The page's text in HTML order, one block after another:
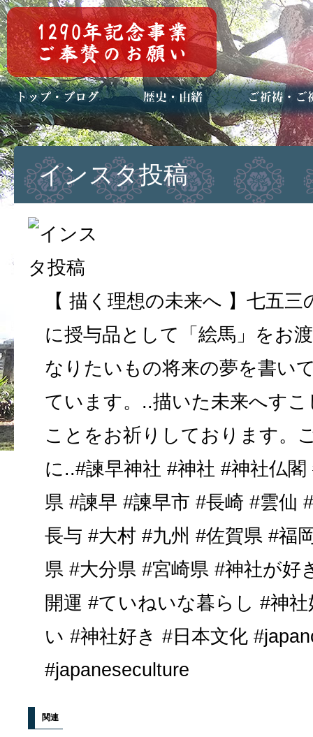
トップページ
ブログ(日々八百万)
お知らせ一覧 歴史・ご祭神
年中行事
メディア掲載 ご祈祷・ご祈
安産祈願
初宮参り
七五三詣
長寿のお祝い
神前結婚式
厄祓い・方位
車のお祓い
地鎮祭
神葬祭（神式
インスタ投稿
【 描く理想の未来へ 】七五
に授与品として「絵馬」をお
なりたいもの将来の夢を書い
ています。..描いた未来へす
ことをお祈りしております。
に..#諫早神社 #神社 #神社仏
県 #諫早 #諫早市 #長崎 #雲仙
長与 #大村 #九州 #佐賀県 #福
県 #大分県 #宮崎県 #神社が好
開運 #ていねいな暮らし #神
い #神社好き #日本文化
#japaneseculture
関連